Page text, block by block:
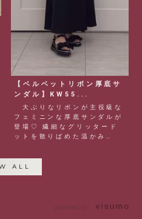
【ベルベットリボン厚底サ
ンダル】KW55...
大ぶりなリボンが主役級な
フェミニンな厚底サンダルが
登場♡ 繊細なグリッタード
ットを散りばめた温かみ
ALL
powered by